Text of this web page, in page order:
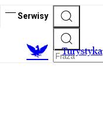
Serwisy
Turystyka